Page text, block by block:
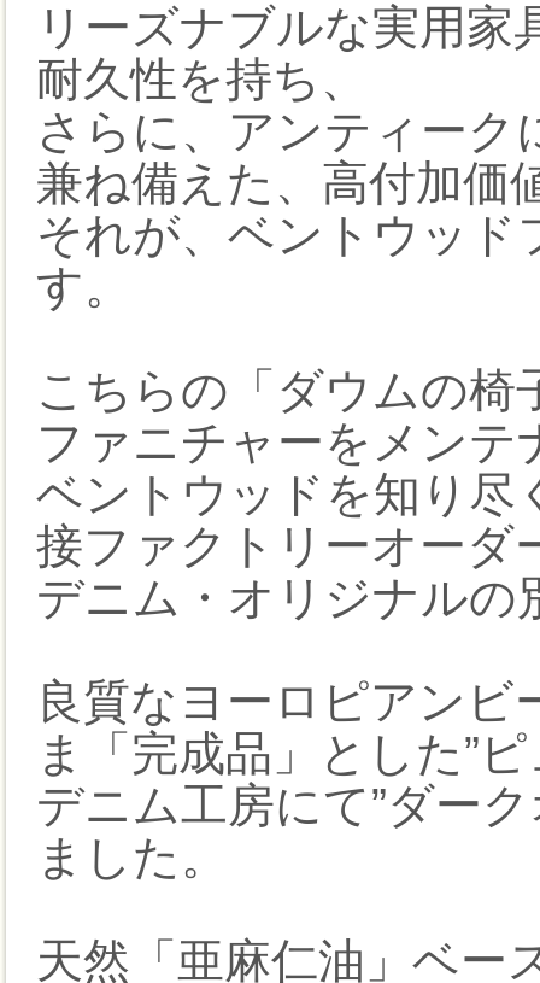
リーズナブルな実用
耐久性を持ち、
さらに、アンティー
兼ね備えた、高付加価
それが、ベントウッド
す。
こちらの「ダウムの椅
ファニチャーをメンテ
ベントウッドを知り尽
接ファクトリーオーダ
デニム・オリジナルの
良質なヨーロピアンビ
ま「完成品」とした”
デニム工房にて”ダー
ました。
天然「亜麻仁油」ベー